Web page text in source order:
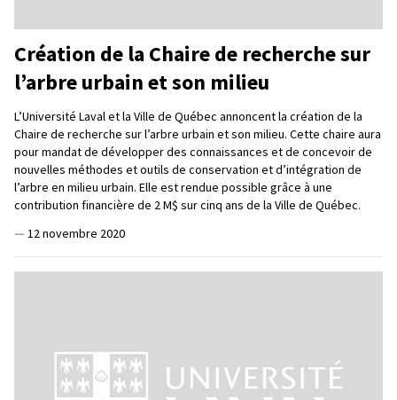
Création de la Chaire de recherche sur
l’arbre urbain et son milieu
L’Université Laval et la Ville de Québec annoncent la création de la
Chaire de recherche sur l’arbre urbain et son milieu. Cette chaire aura
pour mandat de développer des connaissances et de concevoir de
nouvelles méthodes et outils de conservation et d’intégration de
l’arbre en milieu urbain. Elle est rendue possible grâce à une
contribution financière de 2 M$ sur cinq ans de la Ville de Québec.
— 12 novembre 2020